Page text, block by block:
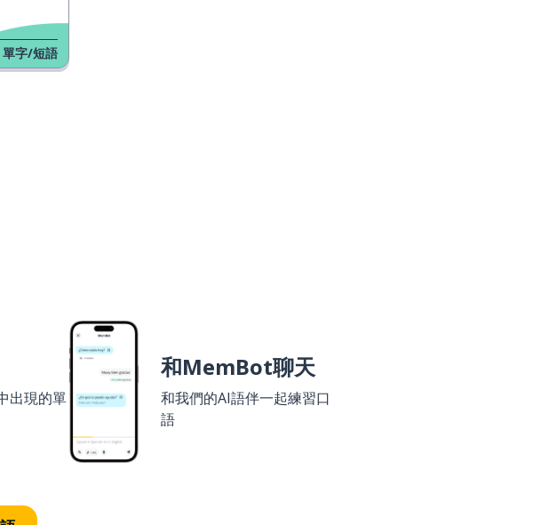
單字/短語
出現的單
和MemBot聊天
和我們的AI語伴一起練習口
語